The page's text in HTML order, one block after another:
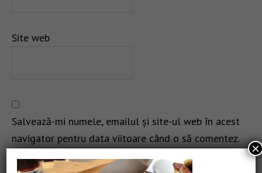
Site web
Salvează-mi numele, emailul și site-ul web în acest
navigator pentru data viitoare când o să comentez.
×